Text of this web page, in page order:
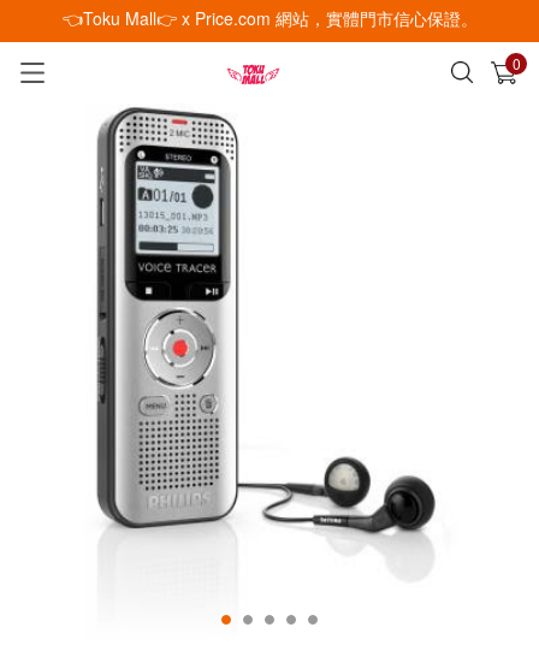
👈Toku Mall👉 x Price.com 網站，實體門市信心保證。
0
已加入購物車 查看